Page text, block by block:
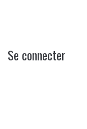
Se connecter